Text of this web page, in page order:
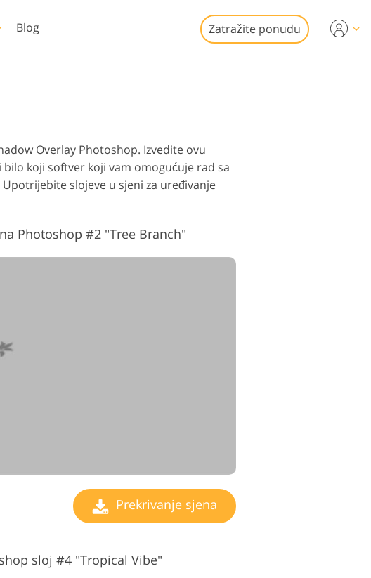
nekretnina
Obnova fotografija
Profesionalni video
slojevi
Blog Zatražite ponudu
Overlay Photoshop. Izvedite ovu
koji softver koji vam omogućuje rad sa
slojeve u sjeni za uređivanje
Photoshop #2 "Tree Branch"
Prekrivanje sjena
sloj #4 "Tropical Vibe"